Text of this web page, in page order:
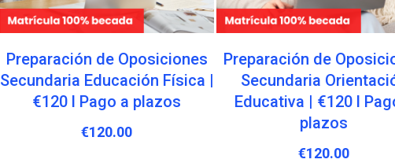
Preparación de Oposiciones
Secundaria Educación Física |
€120 l Pago a plazos
€120.00
Preparación de
Secundaria
Educativa | €120 l
plazos
€120.00